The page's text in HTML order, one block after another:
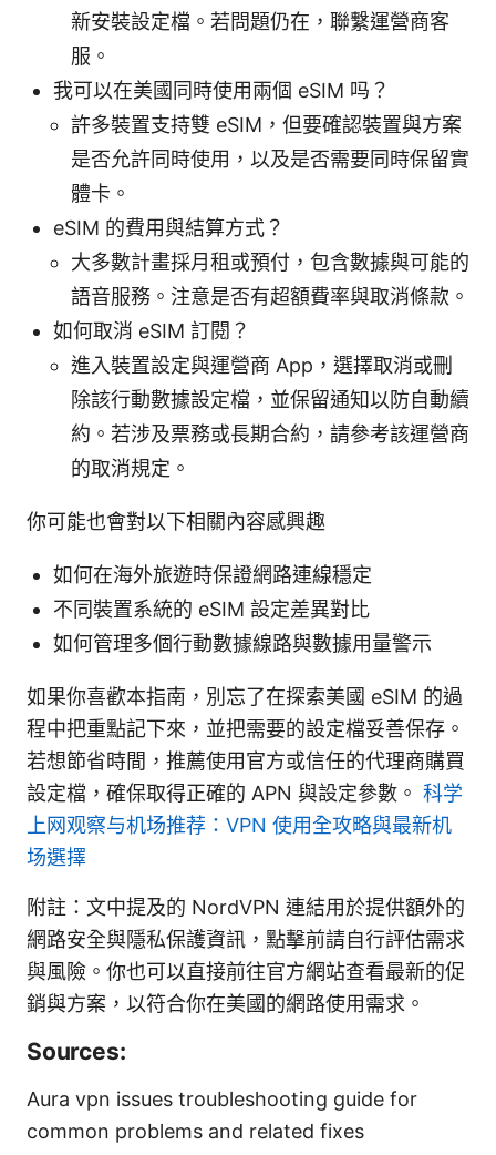
新安裝設定檔。若問題仍在，聯繫運營商客
服。
我可以在美國同時使用兩個 eSIM 吗？
許多裝置支持雙 eSIM，但要確認裝置與方案
是否允許同時使用，以及是否需要同時保留實
體卡。
eSIM 的費用與結算方式？
大多數計畫採月租或預付，包含數據與可能的
語音服務。注意是否有超額費率與取消條款。
如何取消 eSIM 訂閱？
進入裝置設定與運營商 App，選擇取消或刪
除該行動數據設定檔，並保留通知以防自動續
約。若涉及票務或長期合約，請參考該運營商
的取消規定。
你可能也會對以下相關內容感興趣
如何在海外旅遊時保證網路連線穩定
不同裝置系統的 eSIM 設定差異對比
如何管理多個行動數據線路與數據用量警示
如果你喜歡本指南，別忘了在探索美國 eSIM 的過
程中把重點記下來，並把需要的設定檔妥善保存。
若想節省時間，推薦使用官方或信任的代理商購買
設定檔，確保取得正確的 APN 與設定參數。 科学
上网观察与机场推荐：VPN 使用全攻略與最新机
场選擇
附註：文中提及的 NordVPN 連結用於提供額外的
網路安全與隱私保護資訊，點擊前請自行評估需求
與風險。你也可以直接前往官方網站查看最新的促
銷與方案，以符合你在美國的網路使用需求。
Sources:
Aura vpn issues troubleshooting guide for
common problems and related fixes